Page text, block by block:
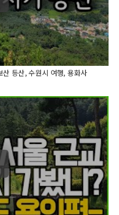
등산, 수원시 여행, 용화사